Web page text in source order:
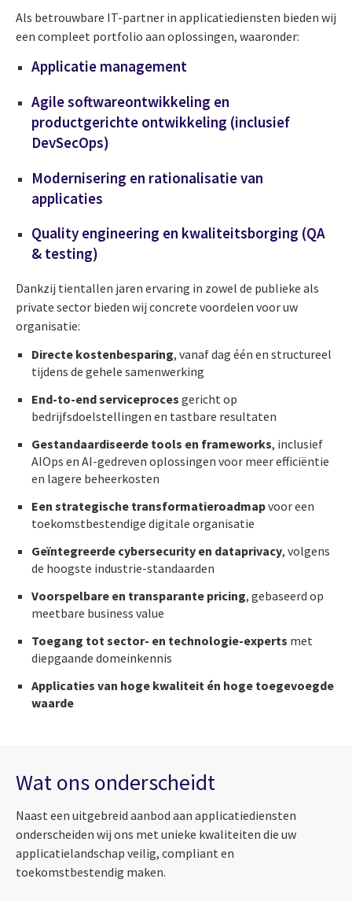
Als betrouwbare IT-partner in applicatiediensten bieden wij
een compleet portfolio aan oplossingen, waaronder:
Applicatie management
Agile softwareontwikkeling en
productgerichte ontwikkeling (inclusief
DevSecOps)
Modernisering en rationalisatie van
applicaties
Quality engineering en kwaliteitsborging (QA
& testing)
Dankzij tientallen jaren ervaring in zowel de publieke als
private sector bieden wij concrete voordelen voor uw
organisatie:
Directe kostenbesparing, vanaf dag één en structureel
tijdens de gehele samenwerking
End-to-end serviceproces gericht op
bedrijfsdoelstellingen en tastbare resultaten
Gestandaardiseerde tools en frameworks, inclusief
AIOps en AI-gedreven oplossingen voor meer efficiëntie
en lagere beheerkosten
Een strategische transformatieroadmapvoor een
toekomstbestendige digitale organisatie
Geïntegreerde cybersecurity en dataprivacy, volgens
de hoogste industrie-standaarden
Voorspelbare en transparante pricing, gebaseerd op
meetbare business value
Toegang tot sector- en technologie-experts met
diepgaande domeinkennis
Applicaties van hoge kwaliteit én hoge toegevoegde
waarde
Wat ons onderscheidt
Naast een uitgebreid aanbod aan applicatiediensten
onderscheiden wij ons met unieke kwaliteiten die uw
applicatielandschap veilig, compliant en
toekomstbestendig maken.